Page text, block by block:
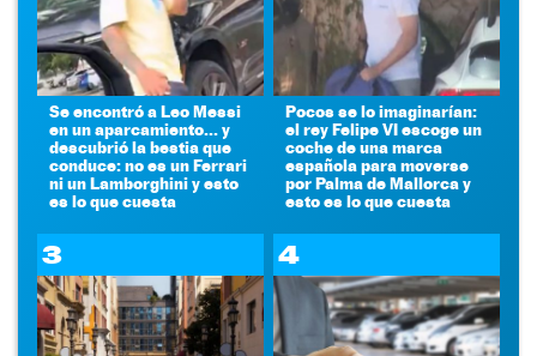
Se encontró a Leo Messi
en un aparcamiento... y
descubrió la bestia que
conduce: no es un Ferrari
ni un Lamborghini y esto
es lo que cuesta
Pocos se lo imaginarían:
el rey Felipe VI escoge un
coche de una marca
española para moverse
por Palma de Mallorca y
esto es lo que cuesta
3 4